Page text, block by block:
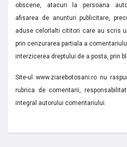
obscene, atacuri la persoana
afisarea de anunturi publicitare,
aduse celorlalti cititori care au scris
prin cenzurarea partiala a
interzicerea dreptului de a posta, prin
Site-ul www.ziarebotosani.ro nu
rubrica de comentarii,
integral autorului comentariului.